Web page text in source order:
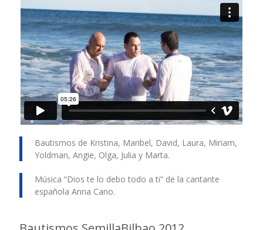
Bautismos de Kristina, Maribel, David, Laura, Miriam,
Yoldman, Angie, Olga, Julia y Marta.
Música “Dios te lo debo todo a ti” de la cantante
española Anna Cano.